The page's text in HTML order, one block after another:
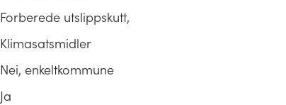
Forberede utslippskutt,
Klimasatsmidler
Nei, enkeltkommune
Ja